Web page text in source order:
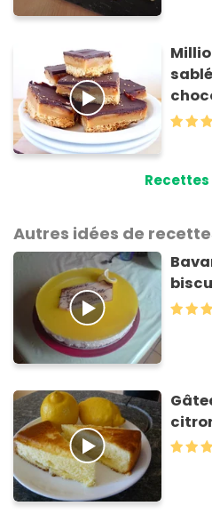
Recettes
Autres idées de